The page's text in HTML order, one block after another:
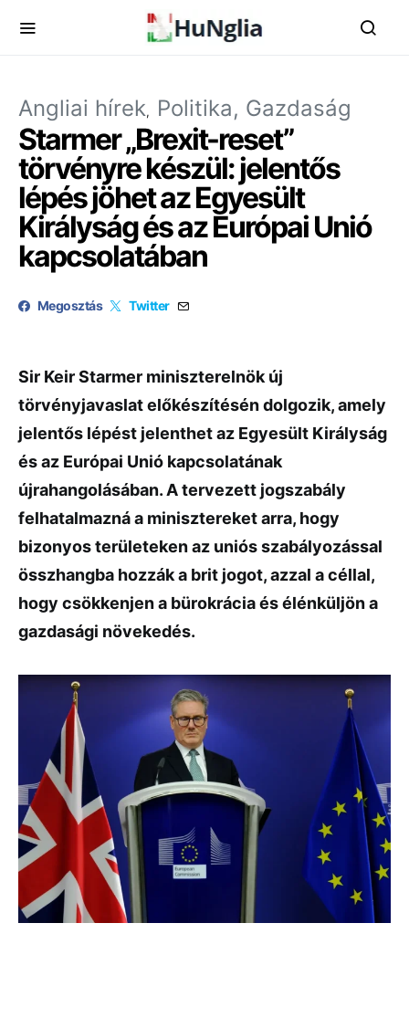
Angliai hírek Politika, Gazdaság
Starmer „Brexit-reset”
törvényre készül: jelentős
lépés jöhet az Egyesült
Királyság és az Európai Unió
kapcsolatában
Megosztás Twitter
Sir Keir Starmer miniszterelnök új
törvényjavaslat előkészítésén dolgozik, amely
jelentős lépést jelenthet az Egyesült Királyság
és az Európai Unió kapcsolatának
újrahangolásában. A tervezett jogszabály
felhatalmazná a minisztereket arra, hogy
bizonyos területeken az uniós szabályozással
összhangba hozzák a brit jogot, azzal a céllal,
hogy csökkenjen a bürokrácia és élénküljön a
gazdasági növekedés.